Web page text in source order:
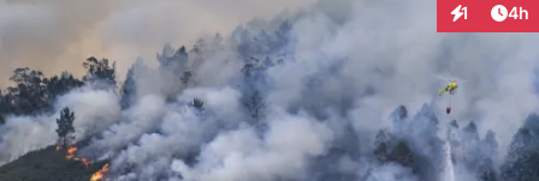
1 4h